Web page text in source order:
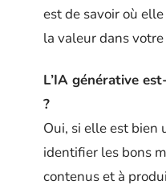
est de savoir où
la valeur dans
L’IA générative
?
Oui, si elle est bien
identifier les bons
contenus et à